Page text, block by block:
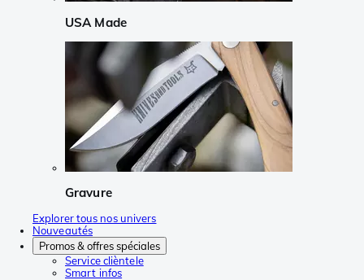
USA Made
Gravure
Explorer tous nos univers
Nouveautés
Promos & offres spéciales
Service clièntele
Smart infos